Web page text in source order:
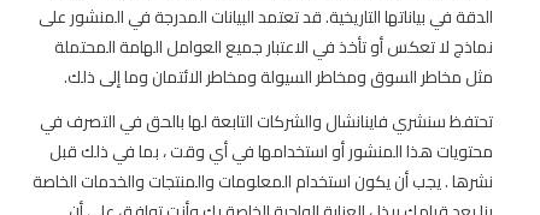
الدقة في بياناتها التاريخية. قد تعتمد البيانات المدرجة في المنشور على
نماذج لا تعكس أو تأخذ في الاعتبار جميع العوامل الهامة المحتملة
مثل مخاطر السوق ومخاطر السيولة ومخاطر الائتمان وما إلى ذلك.
تحتفظ سنشري فاينانشال والشركات التابعة لها بالحق في التصرف في
محتويات هذا المنشور أو استخدامها في أي وقت ، بما في ذلك قبل
نشرها . يجب أن يكون استخدام المعلومات والمنتجات والخدمات الخاصة